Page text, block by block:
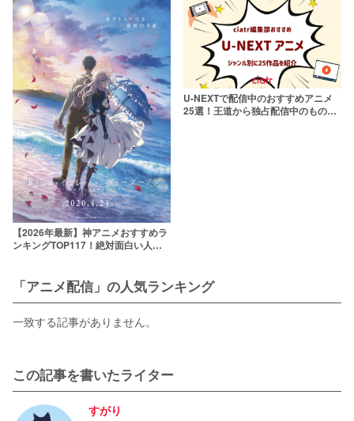
【2026年最新】神アニメおすすめラ
ンキングTOP117！絶対面白い人気
U-NEXTで配信中のおすすめアニメ
25選！王道から独占配信中のものま
「アニメ配信」の人気ランキング
一致する記事がありません。
この記事を書いたライター
すがり